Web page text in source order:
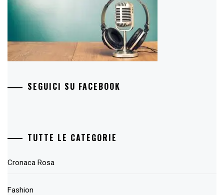
SEGUICI SU FACEBOOK
TUTTE LE CATEGORIE
Cronaca Rosa
Fashion